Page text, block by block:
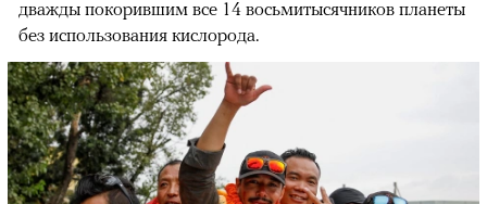
дважды покорившим все 14 восьмитысячников планеты
без использования кислорода.